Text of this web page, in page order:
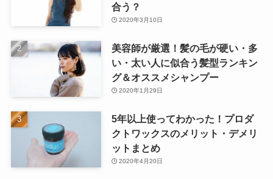
合う？
2020年3月10日
美容師が厳選！髪の毛が硬い・多
い・太い人に似合う髪型ランキン
グ＆オススメシャンプー
2020年1月29日
5年以上使ってわかった！プロダ
クトワックスのメリット・デメリ
ットまとめ
2020年4月20日